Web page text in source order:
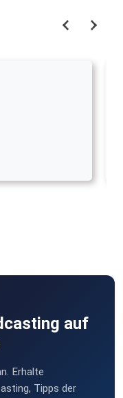
auf
Erhalte
Tipps der